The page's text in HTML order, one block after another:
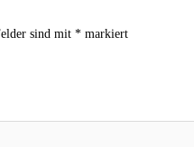
sind mit * markiert